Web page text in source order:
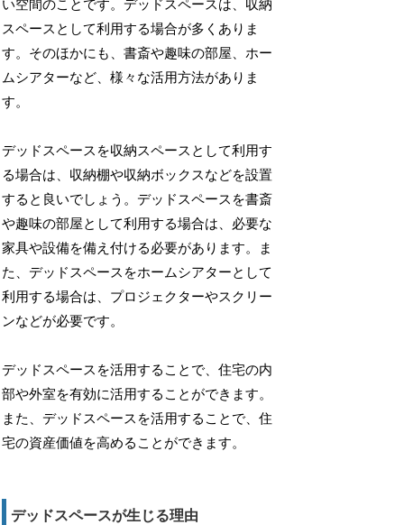
い空間のことです。デッドスペースは、収納
スペースとして利用する場合が多くありま
す。そのほかにも、書斎や趣味の部屋、ホー
ムシアターなど、様々な活用方法がありま
す。
デッドスペースを収納スペースとして利用す
る場合は、収納棚や収納ボックスなどを設置
すると良いでしょう。デッドスペースを書斎
や趣味の部屋として利用する場合は、必要な
家具や設備を備え付ける必要があります。ま
た、デッドスペースをホームシアターとして
利用する場合は、プロジェクターやスクリー
ンなどが必要です。
デッドスペースを活用することで、住宅の内
部や外室を有効に活用することができます。
また、デッドスペースを活用することで、住
宅の資産価値を高めることができます。
デッドスペースが生じる理由